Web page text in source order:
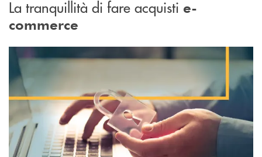
La tranquillità di fare acquisti e-
commerce